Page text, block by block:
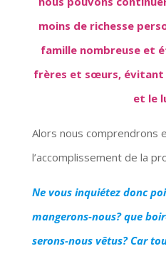
moins de richesse
famille nombreuse et
frères et sœurs, évitant
et le
Alors nous comprendrons
l’accomplissement de la
Ne vous inquiétez donc
mangerons-nous? que
serons-nous vêtus? Car